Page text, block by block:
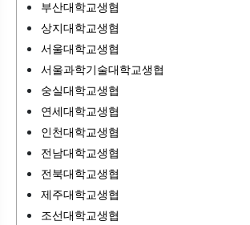
부산대학교생협
상지대학교생협
서울대학교생협
서울과학기술대학교생협
숭실대학교생협
연세대학교생협
인천대학교생협
전남대학교생협
전북대학교생협
제주대학교생협
조선대학교생협